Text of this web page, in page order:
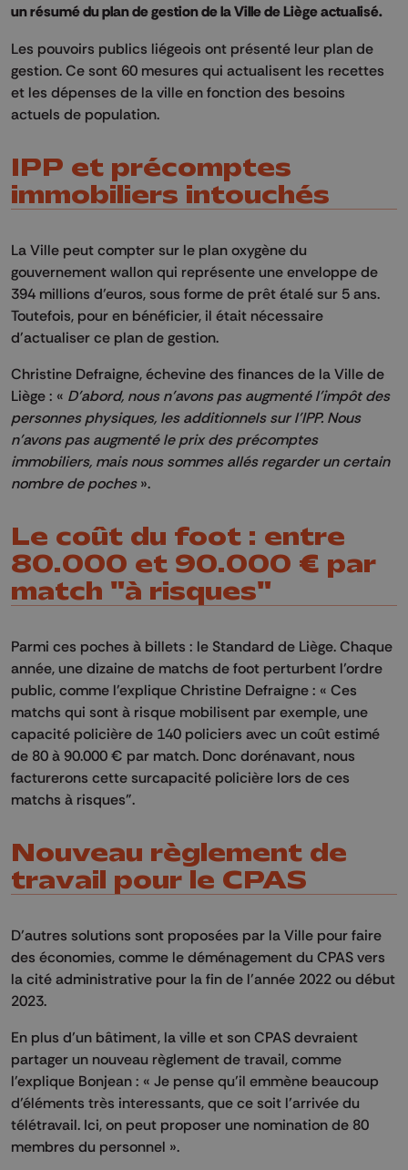
un résumé du plan de gestion de la Ville de Liège actualisé.
Les pouvoirs publics liégeois ont présenté leur plan de
gestion. Ce sont 60 mesures qui actualisent les recettes
et les dépenses de la ville en fonction des besoins
actuels de population.
IPP et précomptes
immobiliers intouchés
La Ville peut compter sur le plan oxygène du
gouvernement wallon qui représente une enveloppe de
394 millions d’euros, sous forme de prêt étalé sur 5 ans.
Toutefois, pour en bénéficier, il était nécessaire
d'actualiser ce plan de gestion.
Christine Defraigne, échevine des finances de la Ville de
Liège : « D’abord, nous n’avons pas augmenté l’impôt des
personnes physiques, les additionnels sur l’IPP. Nous
n’avons pas augmenté le prix des précomptes
immobiliers, mais nous sommes allés regarder un certain
nombre de poches».
Le coût du foot : entre
80.000 et 90.000 € par
match "à risques"
Parmi ces poches à billets : le Standard de Liège. Chaque
année, une dizaine de matchs de foot perturbent l’ordre
public, comme l'explique Christine Defraigne : « Ces
matchs qui sont à risque mobilisent par exemple, une
capacité policière de 140 policiers avec un coût estimé
de 80 à 90.000 € par match. Donc dorénavant, nous
facturerons cette surcapacité policière lors de ces
matchs à risques".
Nouveau règlement de
travail pour le CPAS
D’autres solutions sont proposées par la Ville pour faire
des économies, comme le déménagement du CPAS vers
la cité administrative pour la fin de l’année 2022 ou début
2023.
En plus d’un bâtiment, la ville et son CPAS devraient
partager un nouveau règlement de travail, comme
l'explique Bonjean : « Je pense qu’il emmène beaucoup
d’éléments très interessants, que ce soit l’arrivée du
télétravail. Ici, on peut proposer une nomination de 80
membres du personnel ».